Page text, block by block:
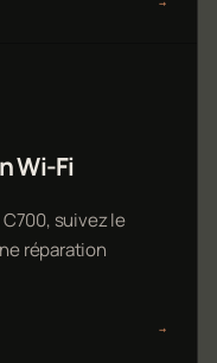
Wi-Fi
suivez le
réparation
→